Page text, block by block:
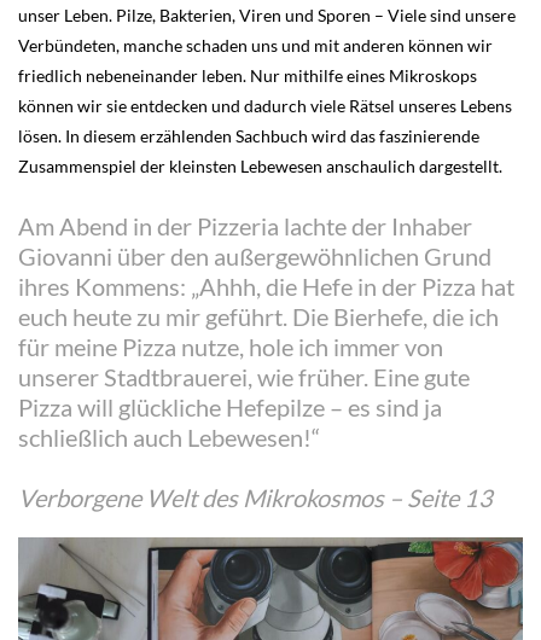
unser Leben. Pilze, Bakterien, Viren und Sporen – Viele sind unsere
Verbündeten, manche schaden uns und mit anderen können wir
friedlich nebeneinander leben. Nur mithilfe eines Mikroskops
können wir sie entdecken und dadurch viele Rätsel unseres Lebens
lösen. In diesem erzählenden Sachbuch wird das faszinierende
Zusammenspiel der kleinsten Lebewesen anschaulich dargestellt.
Am Abend in der Pizzeria lachte der Inhaber
Giovanni über den außergewöhnlichen Grund
ihres Kommens: „Ahhh, die Hefe in der Pizza hat
euch heute zu mir geführt. Die Bierhefe, die ich
für meine Pizza nutze, hole ich immer von
unserer Stadtbrauerei, wie früher. Eine gute
Pizza will glückliche Hefepilze – es sind ja
schließlich auch Lebewesen!“
Verborgene Welt des Mikrokosmos – Seite 13